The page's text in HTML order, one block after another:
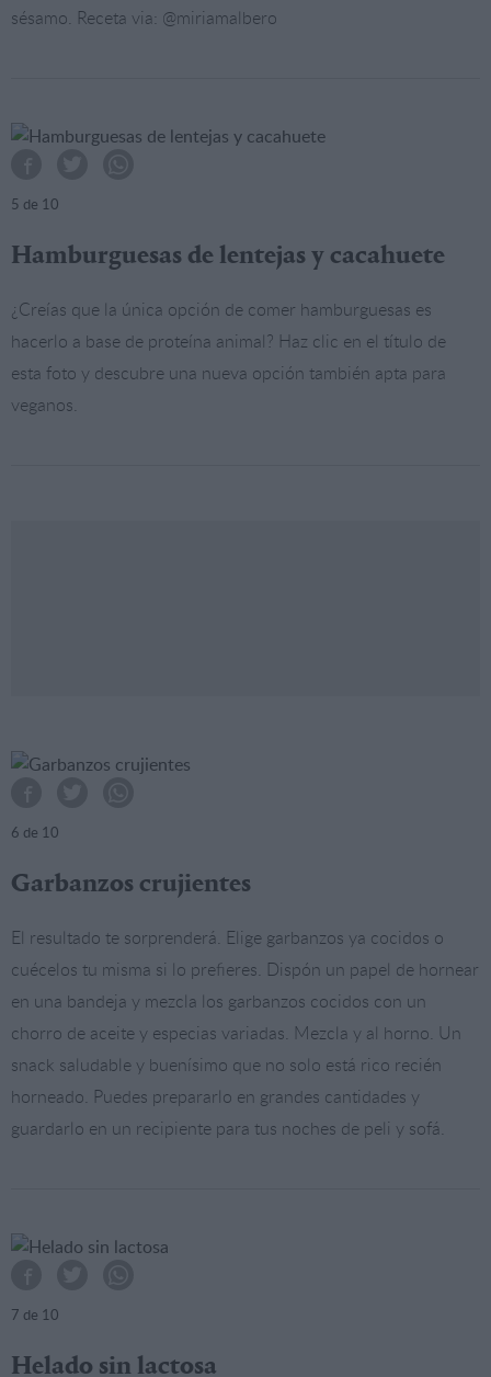
sésamo. Receta via: @miriamalbero
5 de 10
Hamburguesas de lentejas y cacahuete
¿Creías que la única opción de comer hamburguesas es
hacerlo a base de proteína animal? Haz clic en el título de
esta foto y descubre una nueva opción también apta para
veganos.
6 de 10
Garbanzos crujientes
El resultado te sorprenderá. Elige garbanzos ya cocidos o
cuécelos tu misma si lo prefieres. Dispón un papel de hornear
en una bandeja y mezcla los garbanzos cocidos con un
chorro de aceite y especias variadas. Mezcla y al horno. Un
snack saludable y buenísimo que no solo está rico recién
horneado. Puedes prepararlo en grandes cantidades y
guardarlo en un recipiente para tus noches de peli y sofá.
7 de 10
Helado sin lactosa